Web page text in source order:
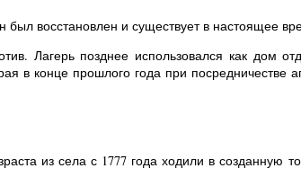
восстановлен и существует в настоящее
Лагерь позднее использовался как дом
в конце прошлого года при посредничестве
из села с 1777 года ходили в созданную